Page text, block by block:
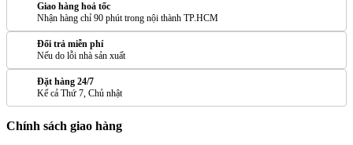
Giao hàng hoả tốc
Nhận hàng chỉ 90 phút trong nội thành TP.HCM
Đổi trả miễn phí
Nếu do lỗi nhà sản xuất
Đặt hàng 24/7
Kể cả Thứ 7, Chủ nhật
Chính sách giao hàng